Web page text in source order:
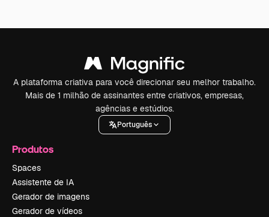
A plataforma criativa para você direcionar seu melhor trabalho.
Mais de 1 milhão de assinantes entre criativos, empresas,
agências e estúdios.
Português
Produtos
Spaces
Assistente de IA
Gerador de imagens
Gerador de vídeos